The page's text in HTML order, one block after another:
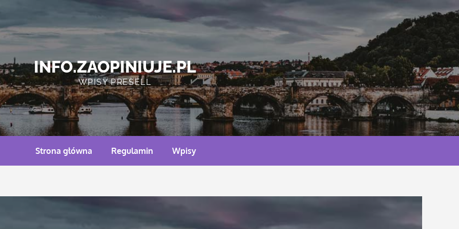
INFO.ZAOPINIUJE.PL
WPISY PRESELL
Strona główna Regulamin Wpisy